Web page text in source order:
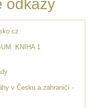
odkazy
KNIHA 1
v Česku a zahraničí -